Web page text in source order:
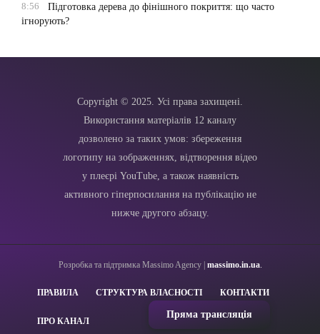
8:56
Підготовка дерева до фінішного покриття: що часто
ігнорують?
Copyright © 2025. Усі права захищені.
Використання матеріалів 12 каналу
дозволено за таких умов: збереження
логотипу на зображеннях, відтворення відео
у плеєрі YouTube, а також наявність
активного гіперпосилання на публікацію не
нижче другого абзацу.
Розробка та підтримка Massimo Agency | massimo.in.ua.
ПРАВИЛА СТРУКТУРА ВЛАСНОСТІ КОНТАКТИ
ПРО КАНАЛ
Пряма трансляція